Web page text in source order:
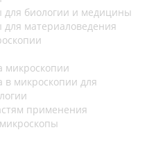
для биологии и медицины
материаловедения
микроскопии
в микроскопии для
применения